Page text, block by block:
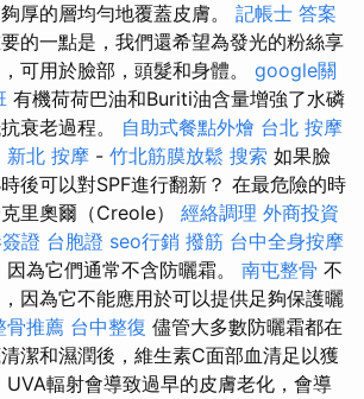
厚的層均勻地覆蓋皮膚。 記帳士 答案
的一點是，我們還希望為發光的粉絲享
可用於臉部，頭髮和身體。 google關
有機荷荷巴油和Buriti油含量增強了水磷
衰老過程。 自助式餐點外燴 台北 按摩
新北 按摩 - 竹北筋膜放鬆 搜索 如果臉
後可以對SPF進行翻新？ 在最危險的時
里奧爾（Creole） 經絡調理 外商投資
證 台胞證 seo行銷 撥筋 台中全身按摩
為它們通常不含防曬霜。 南屯整骨 不
因為它不能應用於可以提供足夠保護曬
骨推薦 台中整復 儘管大多數防曬霜都在
潔和濕潤後，維生素C面部血清足以獲
輻射會導致過早的皮膚老化，會導